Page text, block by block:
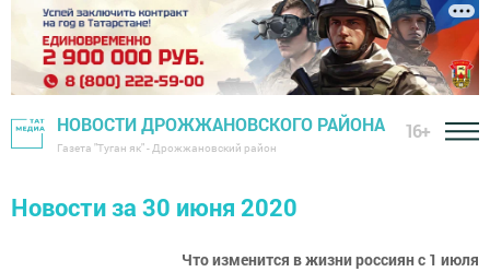
НОВОСТИ ДРОЖЖАНОВСКОГО РАЙОНА
Газета "Туган як" - Дрожжановский район
16+
Новости за 30 июня 2020
Что изменится в жизни россиян с 1 июля